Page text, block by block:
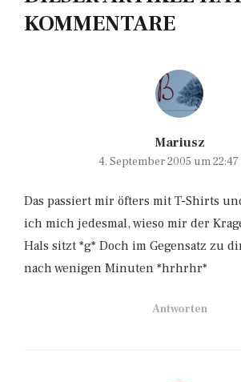
KOMMENTARE
Mariusz
4. September 2005 um
Das passiert mir öfters mit T-Shirts
ich mich jedesmal, wieso mir der
Hals sitzt *g* Doch im Gegensatz zu
nach wenigen Minuten *hrhrhr*
Antworten